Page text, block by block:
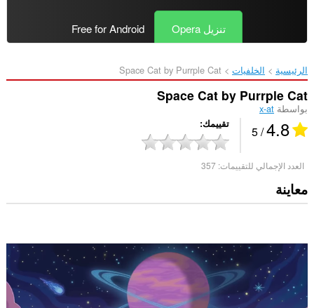
تنزيل Opera Free for Android
الرئيسية الخلفيات Space Cat by Purrple Cat‎
Space Cat by Purrple Cat
بواسطة x-at
4.8
/ 5 تقييمك
العدد الإجمالي للتقييمات: 357
معاينة